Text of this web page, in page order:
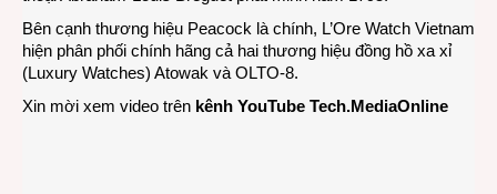
Bên cạnh thương hiệu Peacock là chính, L’Ore Watch Vietnam
hiện phân phối chính hãng cả hai thương hiệu đồng hồ xa xỉ
(Luxury Watches) Atowak và OLTO-8.
Xin mời xem video trên kênh YouTube Tech.MediaOnline